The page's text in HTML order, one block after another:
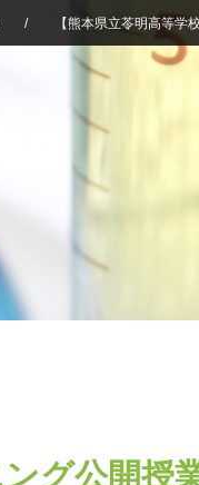
/ 【熊本県立苓明高等学
グ公開授